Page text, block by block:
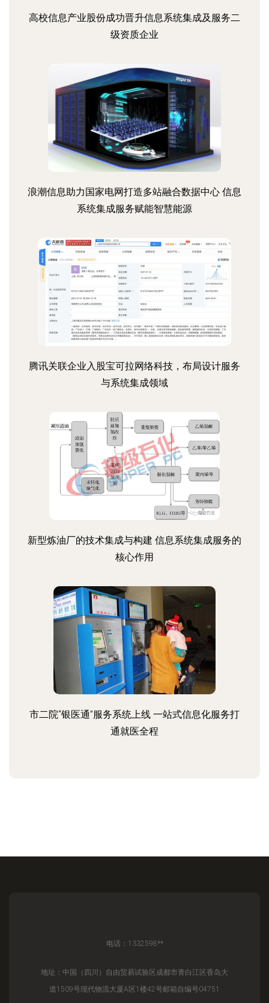
高校信息产业股份成功晋升信息系统集成及服务二
级资质企业
浪潮信息助力国家电网打造多站融合数据中心 信息
系统集成服务赋能智慧能源
腾讯关联企业入股宝可拉网络科技，布局设计服务
与系统集成领域
新型炼油厂的技术集成与构建 信息系统集成服务的
核心作用
市二院“银医通”服务系统上线 一站式信息化服务打
通就医全程
电话：1332598**
地址：中国（四川）自由贸易试验区成都市青白江区香岛大
道1509号现代物流大厦A区1楼42号邮箱自编号04751